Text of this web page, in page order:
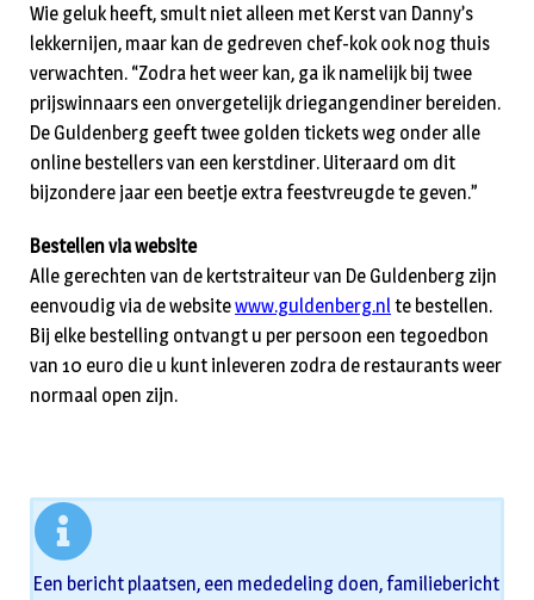
Wie geluk heeft, smult niet alleen met Kerst van Danny’s
lekkernijen, maar kan de gedreven chef-kok ook nog thuis
verwachten. “Zodra het weer kan, ga ik namelijk bij twee
prijswinnaars een onvergetelijk driegangendiner bereiden.
De Guldenberg geeft twee golden tickets weg onder alle
online bestellers van een kerstdiner. Uiteraard om dit
bijzondere jaar een beetje extra feestvreugde te geven.”
Bestellen via website
Alle gerechten van de kertstraiteur van De Guldenberg zijn
eenvoudig via de websitewww.guldenberg.nl te bestellen.
Bij elke bestelling ontvangt u per persoon een tegoedbon
van 10 euro die u kunt inleveren zodra de restaurants weer
normaal open zijn.
Een bericht plaatsen, een mededeling doen, familiebericht